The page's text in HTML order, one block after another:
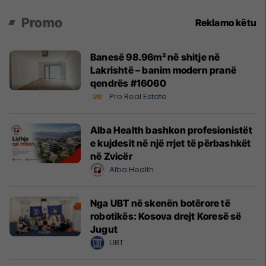
Promo Reklamo këtu
Banesë 98.96m² në shitje në
Lakrishtë – banim modern pranë
qendrës #16060
Pro Real Estate
Alba Health bashkon profesionistët
e kujdesit në një rrjet të përbashkët
në Zvicër
Alba Health
Nga UBT në skenën botërore të
robotikës: Kosova drejt Koresë së
Jugut
UBT